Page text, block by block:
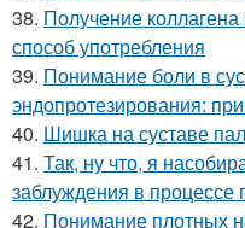
38. Получение
способ употребления
39. Понимание боли в
эндопротезирования:
40. Шишка на суставе
41. Так, ну что, я
заблуждения в процессе
42. Понимание плотных